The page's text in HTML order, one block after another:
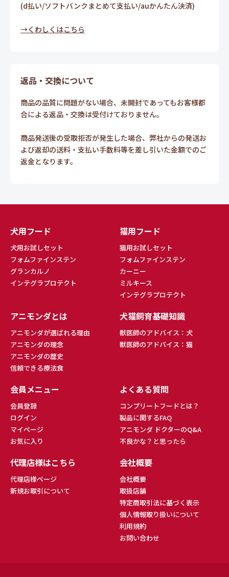
(d払い/ソフトバンクまとめて支払い/auかんたん決済)
→くわしくはこちら
返品・交換について
商品の品質に問題がない場合、未開封であってもお客様都
合による返品・交換は受付けておりません。
商品発送後の受取拒否が発生した場合、弊社からの発送お
よび返却の送料・支払い手数料等を差し引いた金額でのご
返金となります。
犬用フード
犬用お試しセット
フォムファインステン
グランカルノ
インテグラプロテクト
猫用フード
猫用お試しセット
フォムファインステン
カーニー
ミルキース
インテグラプロテクト
アニモンダとは
アニモンダが選ばれる理由
アニモンダの理念
アニモンダの歴史
信頼できる療法食
犬猫飼育基礎知識
獣医師のアドバイス：犬
獣医師のアドバイス：猫
会員メニュー
会員登録
ログイン
マイページ
お気に入り
よくある質問
コンプリートフードとは？
製品に関するFAQ
アニモンダ ドクターのQ&A
不良かな？と思ったら
代理店様はこちら
代理店様ページ
新規お取引について
会社概要
会社概要
取扱店舗
特定商取引法に基づく表示
個人情報取り扱いについて
利用規約
お問い合わせ